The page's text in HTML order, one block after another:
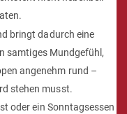
bringt dadurch eine
samtiges Mundgefühl,
angenehm rund –
stehen musst.
oder ein Sonntagsessen